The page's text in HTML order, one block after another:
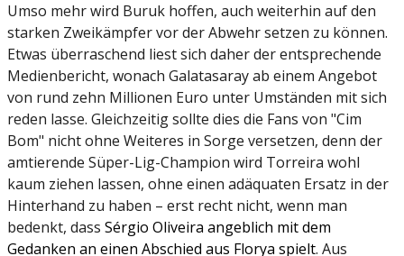
Umso mehr wird Buruk hoffen, auch weiterhin auf den
starken Zweikämpfer vor der Abwehr setzen zu können.
Etwas überraschend liest sich daher der entsprechende
Medienbericht, wonach Galatasaray ab einem Angebot
von rund zehn Millionen Euro unter Umständen mit sich
reden lasse. Gleichzeitig sollte dies die Fans von "Cim
Bom" nicht ohne Weiteres in Sorge versetzen, denn der
amtierende Süper-Lig-Champion wird Torreira wohl
kaum ziehen lassen, ohne einen adäquaten Ersatz in der
Hinterhand zu haben – erst recht nicht, wenn man
bedenkt, dass Sérgio Oliveira angeblich mit dem
Gedanken an einen Abschied aus Florya spielt. Aus